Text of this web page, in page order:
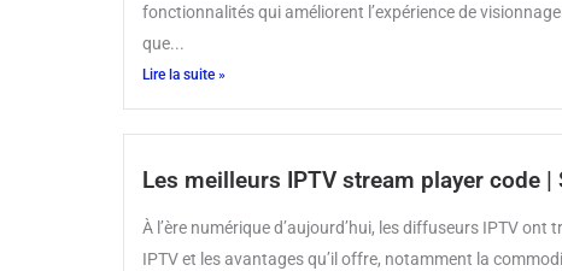
fonctionnalités qui améliorent l’expérience de
que...
Lire la suite »
Les meilleurs IPTV stream player code |
À l’ère numérique d’aujourd’hui, les diffuseurs IPTV
IPTV et les avantages qu’il offre, notamment la